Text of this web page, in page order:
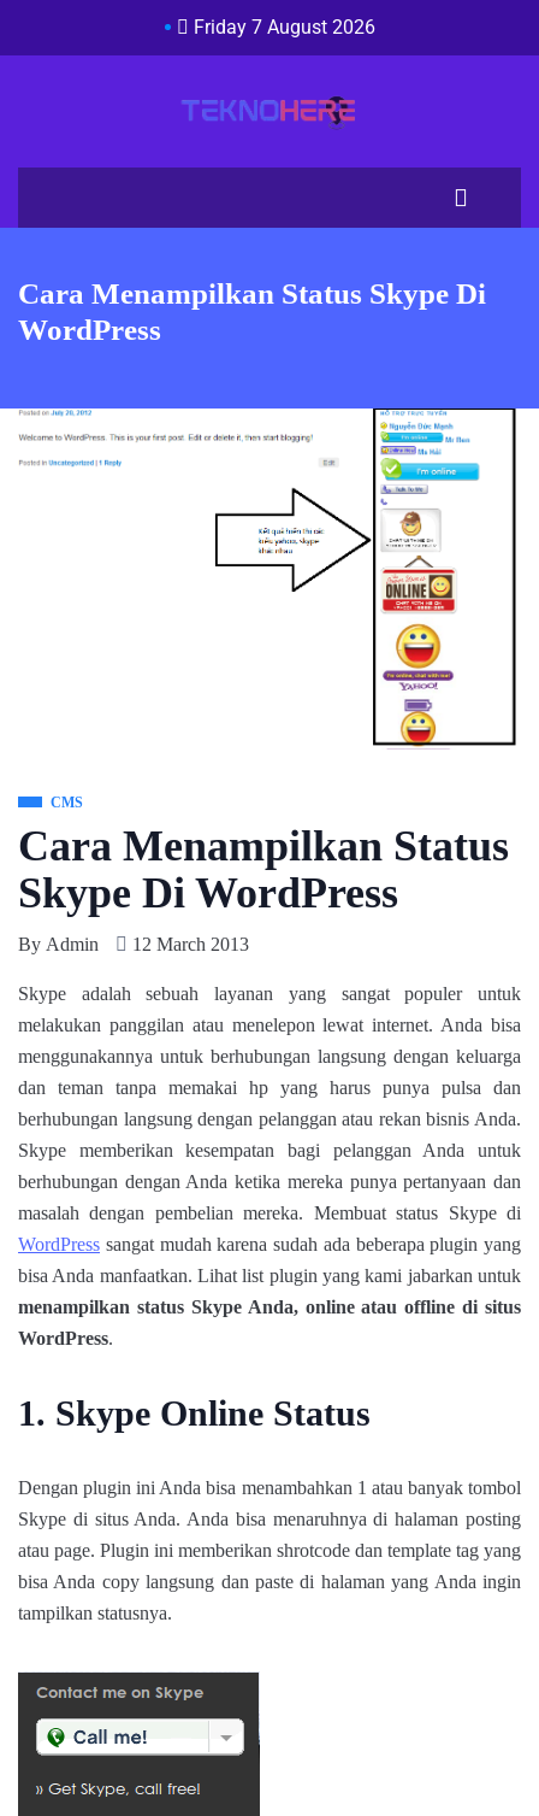
Friday 7 August 2026
Cara Menampilkan Status Skype Di
WordPress
CMS
Cara Menampilkan Status
Skype Di WordPress
By Admin 12 March 2013
Skype adalah sebuah layanan yang sangat populer untuk
melakukan panggilan atau menelepon lewat internet. Anda bisa
menggunakannya untuk berhubungan langsung dengan keluarga
dan teman tanpa memakai hp yang harus punya pulsa dan
berhubungan langsung dengan pelanggan atau rekan bisnis Anda.
Skype memberikan kesempatan bagi pelanggan Anda untuk
berhubungan dengan Anda ketika mereka punya pertanyaan dan
masalah dengan pembelian mereka. Membuat status Skype di
WordPress sangat mudah karena sudah ada beberapa plugin yang
bisa Anda manfaatkan. Lihat list plugin yang kami jabarkan untuk
menampilkan status Skype Anda, online atau offline di situs
WordPress.
1. Skype Online Status
Dengan plugin ini Anda bisa menambahkan 1 atau banyak tombol
Skype di situs Anda. Anda bisa menaruhnya di halaman posting
atau page. Plugin ini memberikan shrotcode dan template tag yang
bisa Anda copy langsung dan paste di halaman yang Anda ingin
tampilkan statusnya.